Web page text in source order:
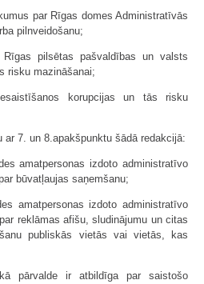
par Rīgas domes Administratīvās
pilnveidošanu;
pilsētas pašvaldības un valsts
risku mazināšanai;
korupcijas un tās risku
ar 7. un 8.apakš­punktu šādā redakcijā:
amatpersonas izdoto administratīvo
būvatļaujas saņemšanu;
amatpersonas izdoto administratīvo
reklāmas afišu, sludinājumu un citas
publiskās vietās vai vietās, kas
pārvalde ir atbildīga par saistošo